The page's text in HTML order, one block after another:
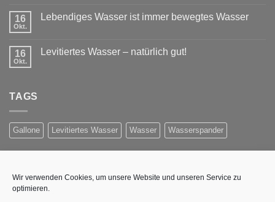
Wir verwenden Cookies, um unsere Website und unseren Service zu
optimieren.
16
Okt.
Lebendiges Wasser ist immer bewegtes Wasser
16
Okt.
Levitiertes Wasser – natürlich gut!
TAGS
Gallone Levitiertes Wasser Wasser Wasserspander
NEWSLETTER ANMELDUNG